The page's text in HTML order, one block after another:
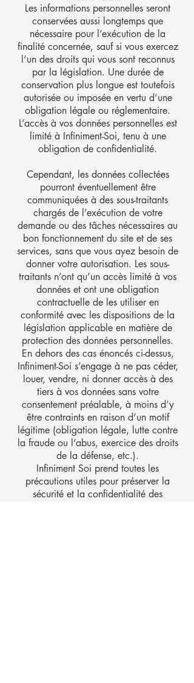
Les informations personnelles seront
conservées aussi longtemps que
nécessaire pour l’exécution de la
finalité concernée, sauf si vous exercez
l’un des droits qui vous sont reconnus
par la législation. Une durée de
conservation plus longue est toutefois
autorisée ou imposée en vertu d’une
obligation légale ou réglementaire.
L’accès à vos données personnelles est
limité à Infiniment-Soi, tenu à une
obligation de confidentialité.
Cependant, les données collectées
pourront éventuellement être
communiquées à des sous-traitants
chargés de l’exécution de votre
demande ou des tâches nécessaires au
bon fonctionnement du site et de ses
services, sans que vous ayez besoin de
donner votre autorisation. Les sous-
traitants n’ont qu’un accès limité à vos
données et ont une obligation
contractuelle de les utiliser en
conformité avec les dispositions de la
législation applicable en matière de
protection des données personnelles.
En dehors des cas énoncés ci-dessus,
Infiniment-Soi s’engage à ne pas céder,
louer, vendre, ni donner accès à des
tiers à vos données sans votre
consentement préalable, à moins d’y
être contraints en raison d’un motif
légitime (obligation légale, lutte contre
la fraude ou l’abus, exercice des droits
de la défense, etc.).
Infiniment Soi prend toutes les
précautions utiles pour préserver la
sécurité et la confidentialité des